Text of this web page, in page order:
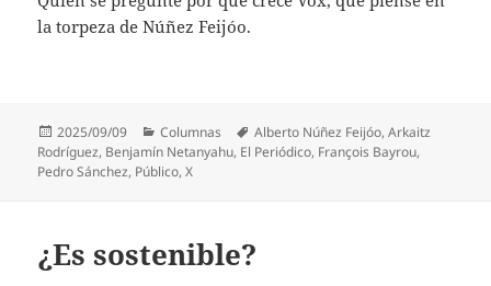
la torpeza de Núñez Feijóo.
Publicado
el
2025/09/09 Categorías
Columnas Etiquetas
Alberto Núñez Feijóo,Arkaitz
Rodríguez, Benjamín Netanyahu, El Periódico, François Bayrou,
Pedro Sánchez, Público,X
¿Es sostenible?